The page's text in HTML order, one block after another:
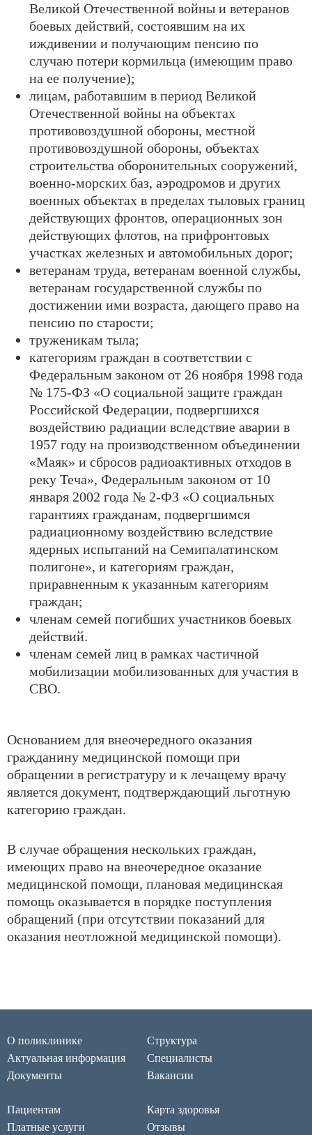
Великой Отечественной войны и ветеранов
боевых действий, состоявшим на их
иждивении и получающим пенсию по
случаю потери кормильца (имеющим право
на ее получение);
лицам, работавшим в период Великой
Отечественной войны на объектах
противовоздушной обороны, местной
противовоздушной обороны, объектах
строительства оборонительных сооружений,
военно-морских баз, аэродромов и других
военных объектах в пределах тыловых границ
действующих фронтов, операционных зон
действующих флотов, на прифронтовых
участках железных и автомобильных дорог;
ветеранам труда, ветеранам военной службы,
ветеранам государственной службы по
достижении ими возраста, дающего право на
пенсию по старости;
труженикам тыла;
категориям граждан в соответствии с
Федеральным законом от 26 ноября 1998 года
№ 175-ФЗ «О социальной защите граждан
Российской Федерации, подвергшихся
воздействию радиации вследствие аварии в
1957 году на производственном объединении
«Маяк» и сбросов радиоактивных отходов в
реку Теча», Федеральным законом от 10
января 2002 года № 2-ФЗ «О социальных
гарантиях гражданам, подвергшимся
радиационному воздействию вследствие
ядерных испытаний на Семипалатинском
полигоне», и категориям граждан,
приравненным к указанным категориям
граждан;
членам семей погибших участников боевых
действий.
членам семей лиц в рамках частичной
мобилизации мобилизованных для участия в
СВО.
Основанием для внеочередного оказания
гражданину медицинской помощи при
обращении в регистратуру и к лечащему врачу
является документ, подтверждающий льготную
категорию граждан.
В случае обращения нескольких граждан,
имеющих право на внеочередное оказание
медицинской помощи, плановая медицинская
помощь оказывается в порядке поступления
обращений (при отсутствии показаний для
оказания неотложной медицинской помощи).
О поликлинике
Актуальная информация
Документы
Структура
Специалисты
Вакансии
Пациентам
Платные услуги
Карта здоровья
Отзывы